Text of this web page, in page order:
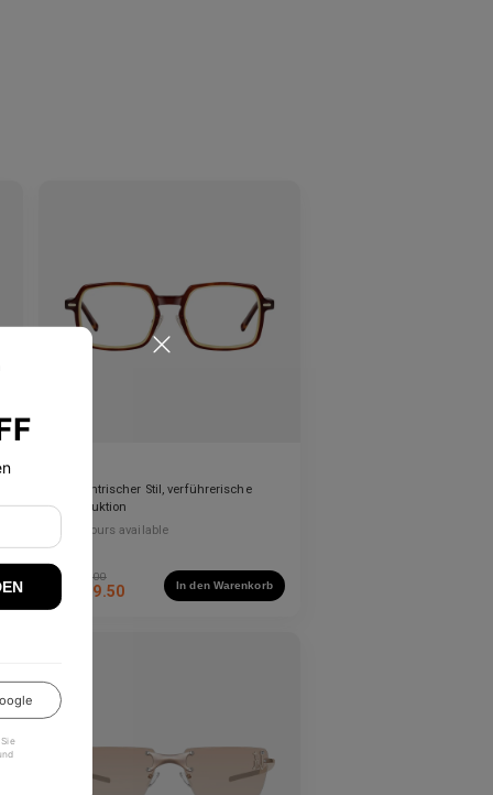
Konzentrischer Stil, verführerische
Konstruktion
Colours available
US$ 70.00
59.50 In den Warenkorb